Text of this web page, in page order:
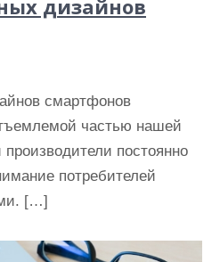
дизайнов
смартфонов
частью нашей
постоянно
потребителей
[…]